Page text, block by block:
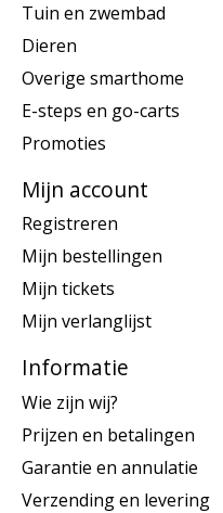
Tuin en zwembad
Dieren
Overige smarthome
E-steps en go-carts
Promoties
Mijn account
Registreren
Mijn bestellingen
Mijn tickets
Mijn verlanglijst
Informatie
Wie zijn wij?
Prijzen en betalingen
Garantie en annulatie
Verzending en levering